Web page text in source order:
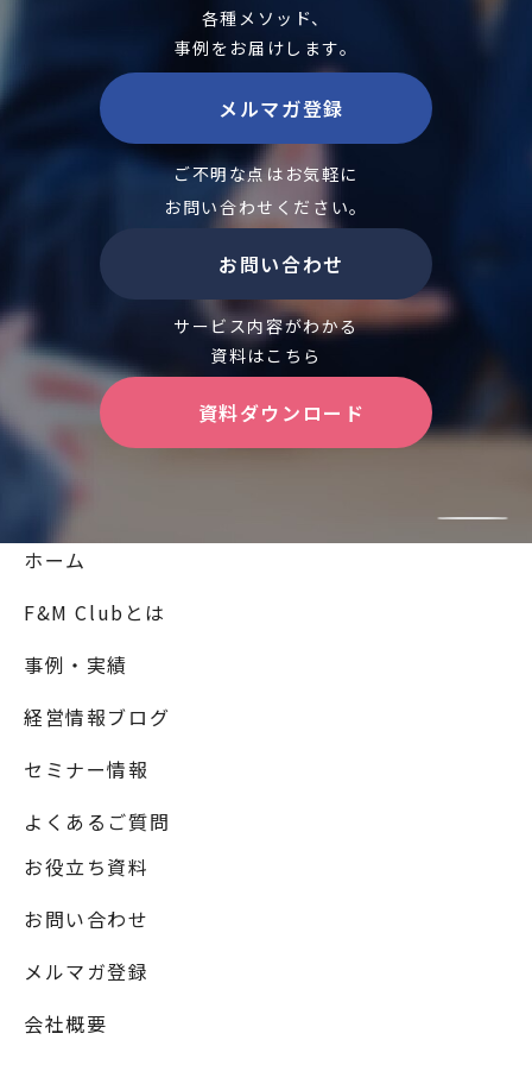
各種メソッド、
事例をお届けします。
メルマガ登録
ご不明な点はお気軽に
お問い合わせください。
お問い合わせ
サービス内容がわかる
資料はこちら
資料ダウンロード
ホーム
F&M Clubとは
事例・実績
経営情報ブログ
セミナー情報
よくあるご質問
お役立ち資料
お問い合わせ
メルマガ登録
会社概要